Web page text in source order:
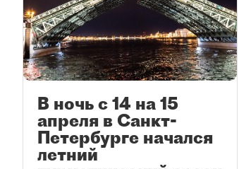
В ночь с 14 на 15
апреля в Санкт-
Петербурге начался
летний